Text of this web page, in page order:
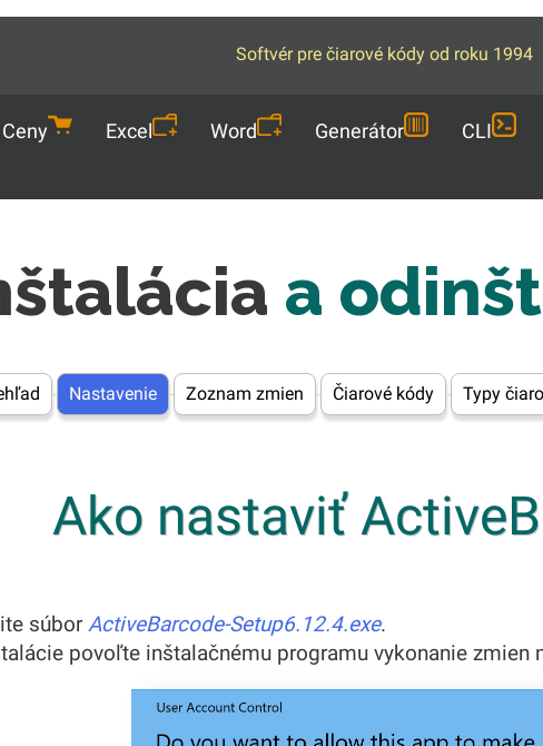
Softvér pre čiarové kódy od roku 1994
Ceny Excel Word Generátor CLI
a
Nastavenie Zoznam zmien Čiarové kódy Typy
Ako nastaviť
súborActiveBarcode-Setup6.12.4.exe.
povoľte inštalačnému programu vykonanie zmien